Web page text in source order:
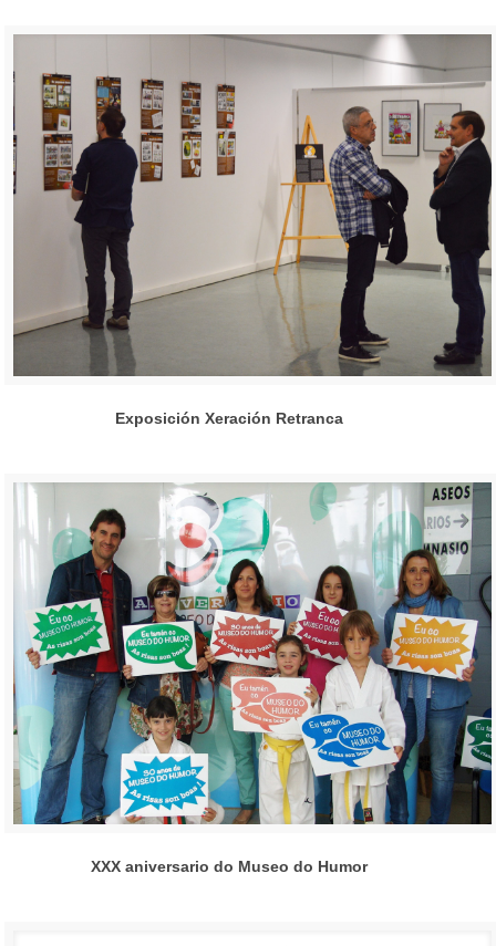
Exposición Xeración Retranca
XXX aniversario do Museo do Humor